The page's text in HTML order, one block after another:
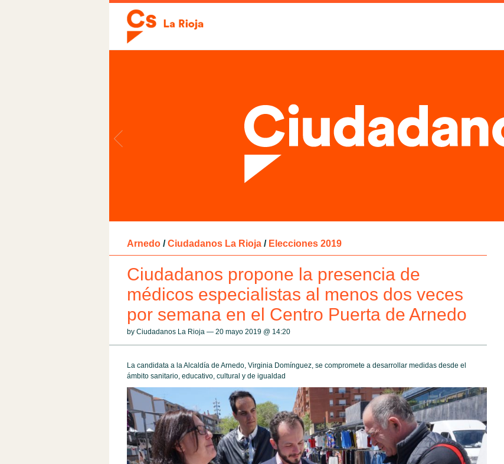
Arnedo / Ciudadanos La Rioja / Elecciones 2019
Ciudadanos propone la presencia de
médicos especialistas al menos dos veces
por semana en el Centro Puerta de Arnedo
by Ciudadanos La Rioja — 20 mayo 2019 @ 14:20
La candidata a la Alcaldía de Arnedo, Virginia Domínguez, se compromete a desarrollar medidas desde el
ámbito sanitario, educativo, cultural y de igualdad